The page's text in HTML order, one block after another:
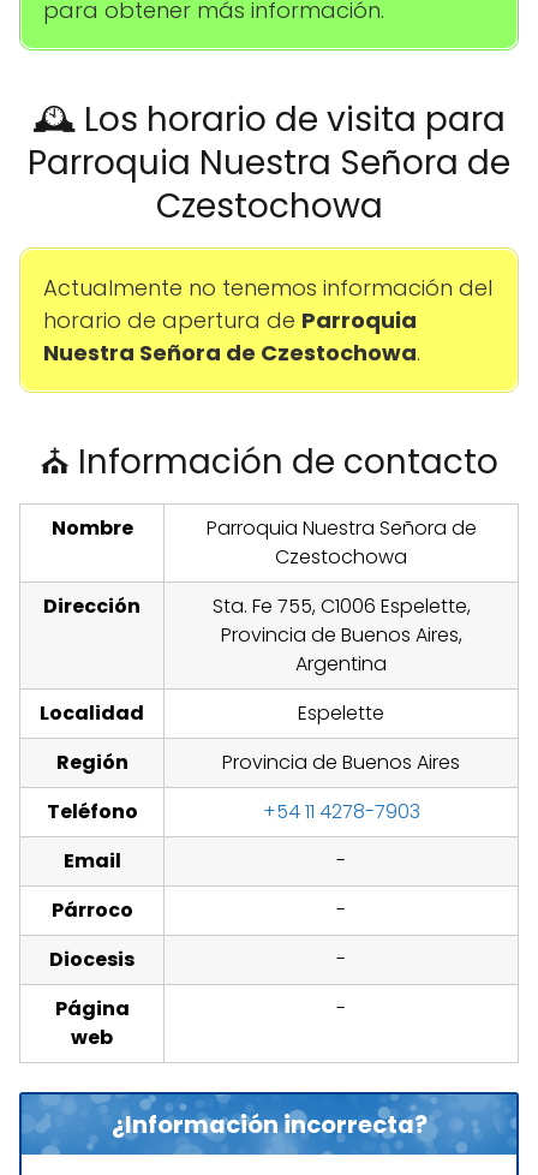
para obtener más información.
🕰️ Los horario de visita para
Parroquia Nuestra Señora de
Czestochowa
Actualmente no tenemos información del
horario de apertura de Parroquia
Nuestra Señora de Czestochowa.
⛪ Información de contacto
Nombre
Parroquia Nuestra Señora de
Czestochowa
Dirección
Sta. Fe 755, C1006 Espelette,
Provincia de Buenos Aires,
Argentina
Localidad
Espelette
Región
Provincia de Buenos Aires
Teléfono
+54 11 4278-7903
Email
-
Párroco
-
Diocesis
-
Página
web
-
¿Información incorrecta?